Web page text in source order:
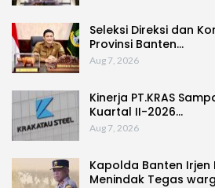
Seleksi Direksi dan
Provinsi Banten…
Aug 7, 2026
Kinerja PT.KRAS
Kuartal II-2026…
Aug 7, 2026
Kapolda Banten Irjen
Menindak Tegas